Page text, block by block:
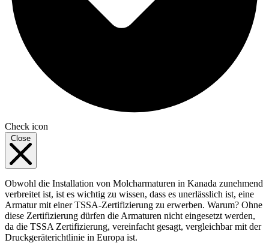
Check icon
Close
Obwohl die Installation von Molcharmaturen in Kanada zunehmend
verbreitet ist, ist es wichtig zu wissen, dass es unerlässlich ist, eine
Armatur mit einer TSSA-Zertifizierung zu erwerben. Warum? Ohne
diese Zertifizierung dürfen die Armaturen nicht eingesetzt werden,
da die TSSA Zertifizierung, vereinfacht gesagt, vergleichbar mit der
Druckgeräterichtlinie in Europa ist.